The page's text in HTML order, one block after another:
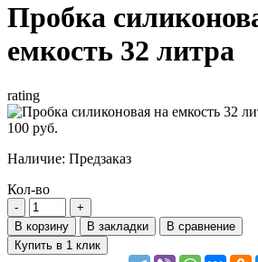
Пробка
емкость 32 литра
rating
100 руб.
Наличие: Предзаказ
Кол-во
В корзину В закладки
В сравнение
Купить в 1 клик